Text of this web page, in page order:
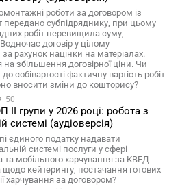
роботи за договором із
передано субпідряднику, при цьому
робіт перевищила суму,
договір у цілому
рахунок націнки на матеріалах.
збільшення договірної ціни. Чи
фактичну вартість робіт
вносити зміни до кошторису?
50
групи у 2026 році: робота з
системі (аудіоверсія)
єдиного податку надавати
системі послуги у сфері
та мобільного харчування за КВЕД
щодо кейтерингу, постачання готових
харчування за договором?